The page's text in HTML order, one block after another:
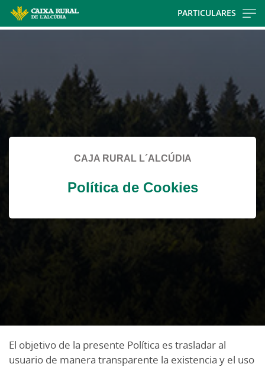
PARTICULARES
espere...
CAJA RURAL L´ALCÚDIA
Política de Cookies
El objetivo de la presente Política es trasladar al
usuario de manera transparente la existencia y el uso